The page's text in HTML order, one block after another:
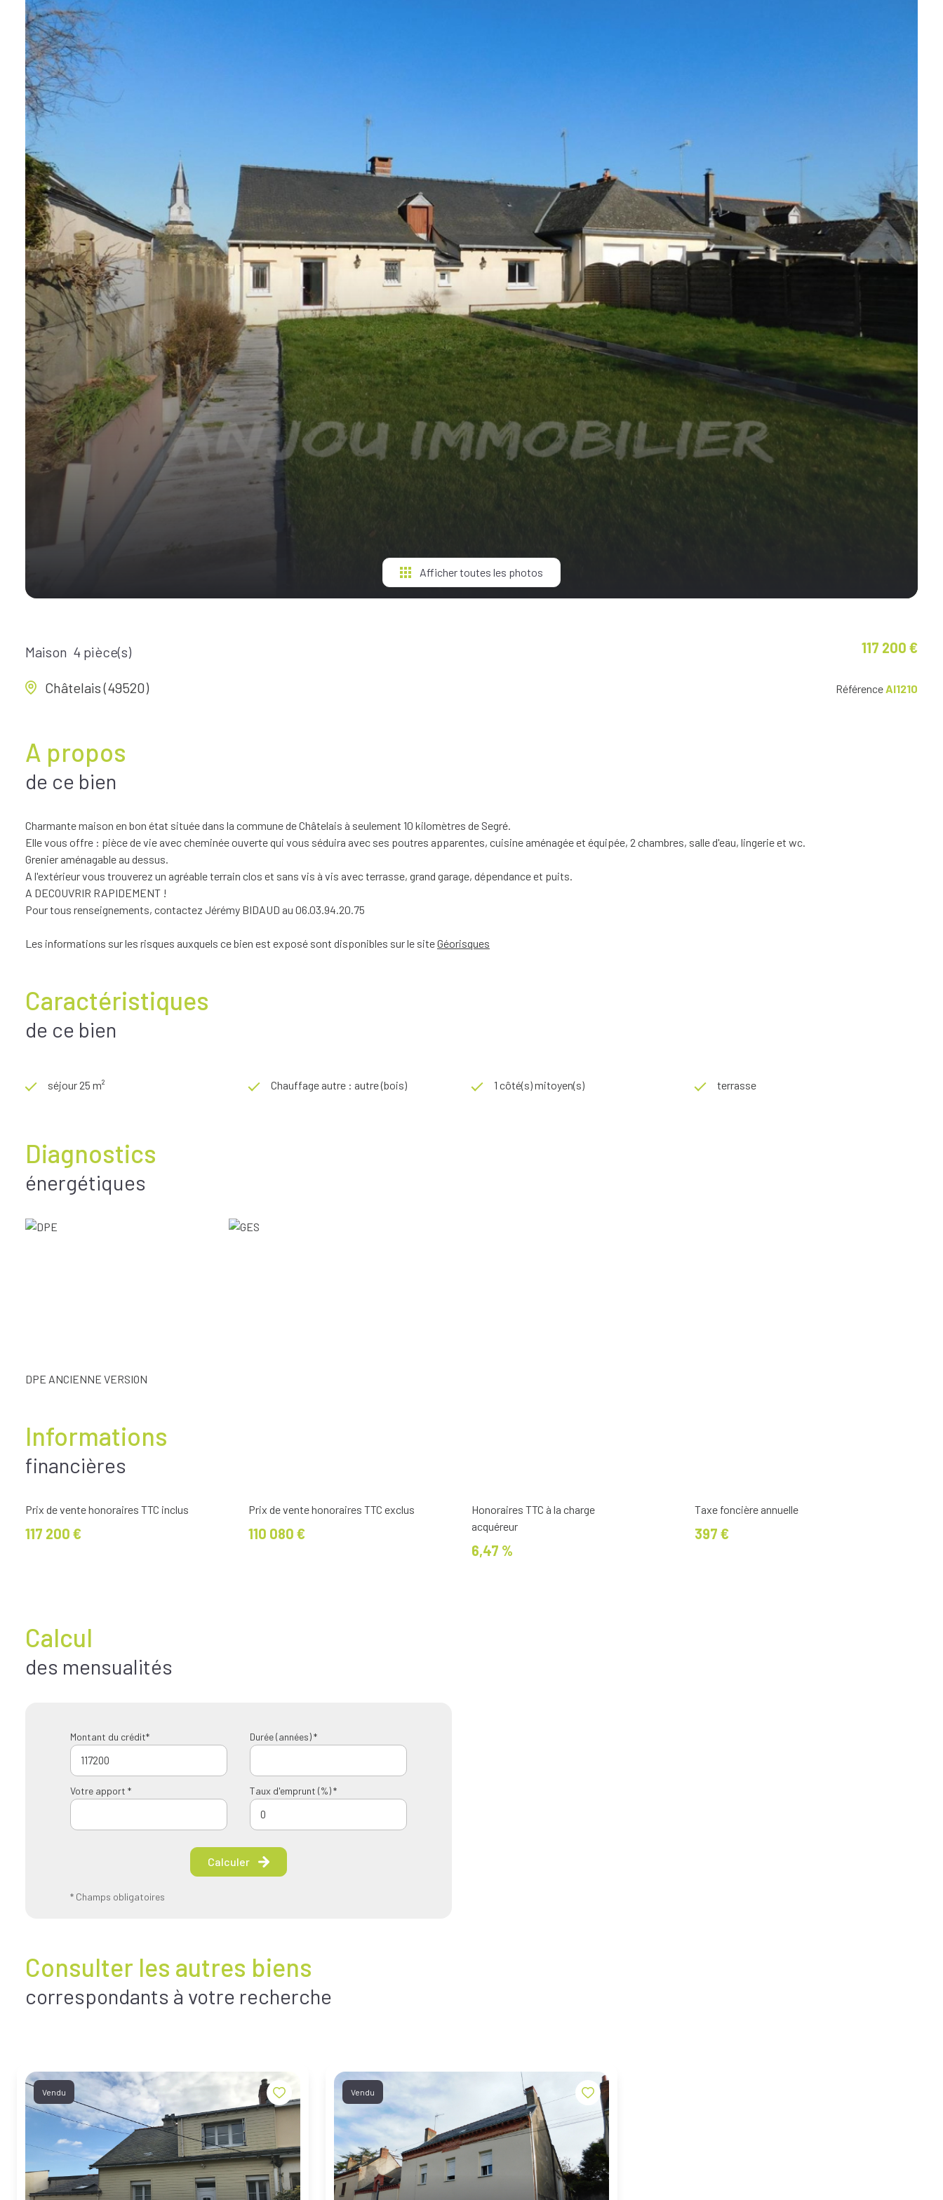
BIENS À
LA
LOCATION
ESTIMEZ
VOTRE
BIEN
NOTRE
ÉQUIPE
Afficher toutes les photos
Maison 4 pièce(s)
Châtelais (49520)
117 200 €
RéférenceAI1210
A propos
de ce bien
Charmante maison en bon état située dans la commune de Châtelais à seulement 10 kilomètres de Segré.
Elle vous offre : pièce de vie avec cheminée ouverte qui vous séduira avec ses poutres apparentes, cuisine aménagée et équipée, 2 chambres, salle d'eau, lingerie et wc.
Grenier aménagable au dessus.
A l'extérieur vous trouverez un agréable terrain clos et sans vis à vis avec terrasse, grand garage, dépendance et puits.
A DECOUVRIR RAPIDEMENT !
Pour tous renseignements, contactez Jérémy BIDAUD au 06.03.94.20.75
Les informations sur les risques auxquels ce bien est exposé sont disponibles sur le siteGéorisques
Caractéristiques
de ce bien
séjour 25 m² Chauffage autre : autre (bois) 1 côté(s) mitoyen(s) terrasse
Diagnostics
énergétiques
DPE ANCIENNE VERSION
Informations
financières
Prix de vente honoraires TTC inclus
117 200 €
Prix de vente honoraires TTC exclus
110 080 €
Honoraires TTC à la charge
acquéreur
6,47 %
Taxe foncière annuelle
397 €
Calcul
des mensualités
Montant du crédit* Durée (années) *
Votre apport * Taux d'emprunt (%) *
Calculer
* Champs obligatoires
Consulter les autres biens
correspondants à votre recherche
Vendu Vendu